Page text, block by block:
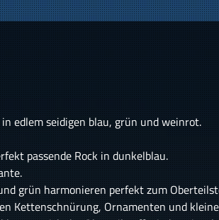
edlem seidigen blau, grün und weinrot.
passende Rock in dunkelblau.
grün harmonieren perfekt zum
Kettenschnürung, Ornamenten und